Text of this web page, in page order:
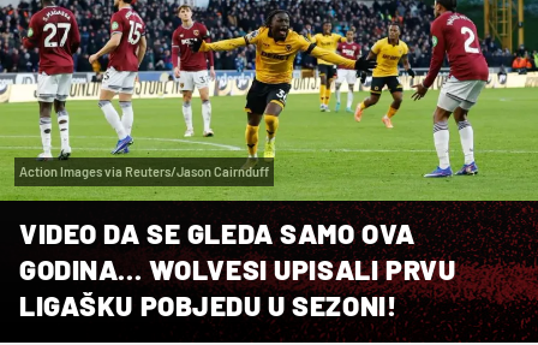
Action Images via Reuters/Jason Cairnduff
VIDEO DA SE GLEDA SAMO OVA
GODINA... WOLVESI UPISALI PRVU
LIGAŠKU POBJEDU U SEZONI!